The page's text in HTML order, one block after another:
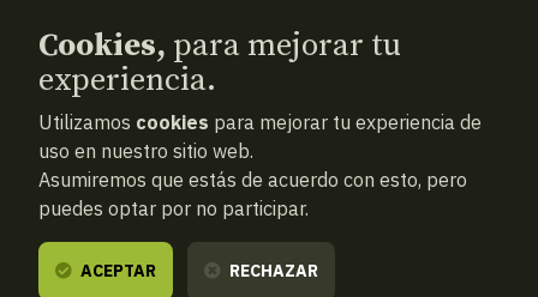
© 2026Aranzadi — Zientzia elkartea
Términos y condiciones
Política de privacidad
Cookies
Cookies, para mejorar tu
experiencia.
Utilizamos cookies para mejorar tu experiencia de
uso en nuestro sitio web.
Asumiremos que estás de acuerdo con esto, pero
puedes optar por no participar.
ACEPTAR RECHAZAR